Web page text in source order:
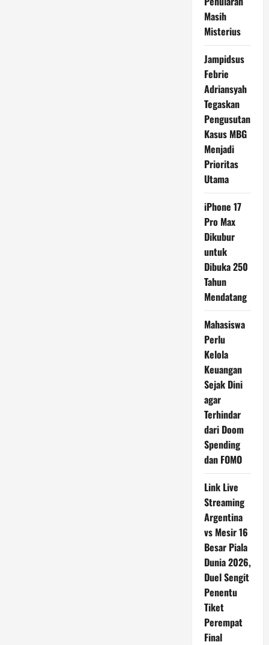
Masih
Misterius
Jampidsus
Febrie
Adriansyah
Tegaskan
Pengusutan
Kasus MBG
Menjadi
Prioritas
Utama
iPhone 17
Pro Max
Dikubur
untuk
Dibuka 250
Tahun
Mendatang
Mahasiswa
Perlu
Kelola
Keuangan
Sejak Dini
agar
Terhindar
dari Doom
Spending
dan FOMO
Link Live
Streaming
Argentina
vs Mesir 16
Besar Piala
Dunia 2026,
Duel Sengit
Penentu
Tiket
Perempat
Final